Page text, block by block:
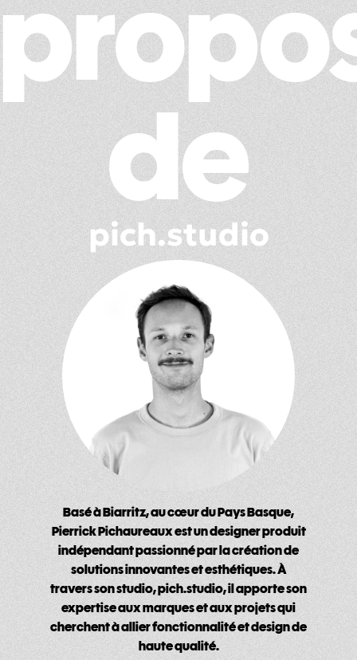
de
pich.studio
Basé à Biarritz, au cœur du Pays Basque,
Pierrick Pichaureaux est un designer produit
indépendant passionné par la création de
solutions innovantes et esthétiques. À
travers son studio, pich.studio, il apporte son
expertise aux marques et aux projets qui
cherchent à allier fonctionnalité et design de
haute qualité.